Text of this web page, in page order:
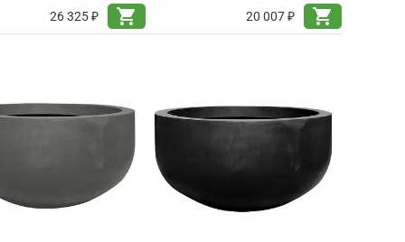
26 325 ₽
shopping_cart
20 007 ₽
shopping_cart